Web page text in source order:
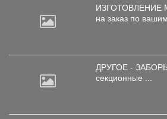
ИЗГОТОВЛЕНИЕ
на заказ по
ДРУГОЕ -
секционные ...